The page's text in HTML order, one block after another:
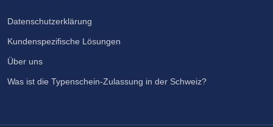
Datenschutzerklärung
Kundenspezifische Lösungen
Über uns
Was ist die Typenschein-Zulassung in der Schweiz?